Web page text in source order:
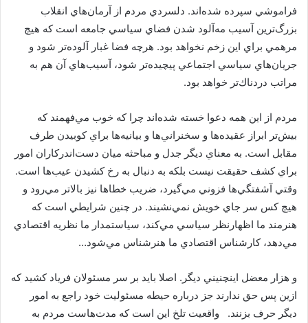
فراموشي سپرده شده‌اند. دلسردي مردم از آرمان‌هاي انقلاب
بزرگ‌ترين آسيب مه‌آلود شدن فضاي سياسي جامعه است كه هيچ
مرهمي براي اين زخم نخواهد بود. هرچه فضا غبار آلوده‌تر شود و
جريان‌هاي سياسي اجتماعي پيچيده‌تر شود، آسيب‌هاي آن هم به
مراتب دردناك‌تر خواهد بود.
مردم از اين همه دعوا خسته شده‌اند چرا كه خوب مي‌فهمند كه
بيش‌تر ابراز عقيده‌ها و سخنراني‌ها و بيانيه‌ها براي كوبيدن طرف
مقابل است. به معناي ديگر جدل و مباحثه ميان دست‌اندركاران امور
براي كشف حقيقت نيست بلكه به دنبال به رخ كشيدن عيب‌ها است.
وقتي آشفتگي‌ها فزوني مي‌گيرد، ضريب خطاها نيز بالاتر مي‌رود و
هيچ كس سر جاي خويش نمي‌نشيند. در چنين شرايطي است كه
هنرمند ما اظهارنظر سياسي مي‌كند، سياستمدار ما نظريه اقتصادي
مي‌دهد، كارشناس اقتصادي ما هنرشناس مي‌شود…
و هزار معضل اينچنيني ديگر. اصلا بايد بر سر مسئولان فرياد كشيد كه
ازين پس حق ندارند جز درباره حيطه مسئوليت خود راجع به امور
ديگر حرف بزنند. واقعيت تلخ اين است كه مدت‌هاست مردم به